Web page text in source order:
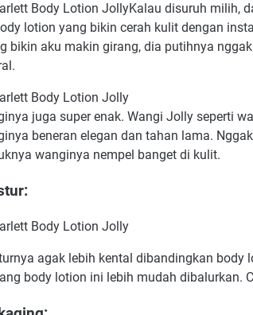
Kalau disuruh milih,
lotion yang bikin cerah kulit dengan
bikin aku makin girang, dia putihnya
juga super enak. Wangi Jolly seperti
beneran elegan dan tahan lama. Nggak
wanginya nempel banget di kulit.
agak lebih kental dibandingkan body
body lotion ini lebih mudah dibalurkan.